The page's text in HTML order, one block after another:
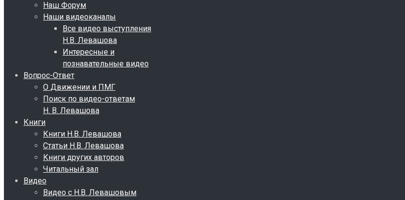
Наш Форум
Наши видеоканалы
Все видео выступления
Н.В. Левашова
Интересные и
познавательные видео
Вопрос-Ответ
О Движении и ПМГ
Поиск по видео-ответам
Н. В. Левашова
Книги
Книги Н.В. Левашова
Статьи Н.В. Левашова
Книги других авторов
Читальный зал
Видео
Видео с Н.В. Левашовым